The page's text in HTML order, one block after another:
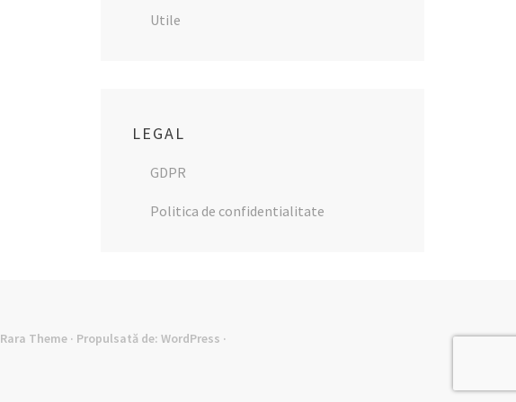
Utile
LEGAL
GDPR
Politica de confidentialitate
Rara Theme · Propulsată de: WordPress ·